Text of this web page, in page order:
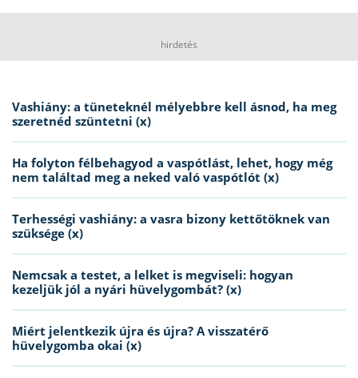
hirdetés
Vashiány: a tüneteknél mélyebbre kell ásnod, ha meg
szeretnéd szüntetni (x)
Ha folyton félbehagyod a vaspótlást, lehet, hogy még
nem találtad meg a neked való vaspótlót (x)
Terhességi vashiány: a vasra bizony kettőtöknek van
szüksége (x)
Nemcsak a testet, a lelket is megviseli: hogyan
kezeljük jól a nyári hüvelygombát? (x)
Miért jelentkezik újra és újra? A visszatérő
hüvelygomba okai (x)